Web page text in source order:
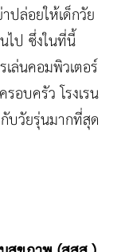
ปล่อยให้เด็กวัย
ไป ซึ่งในที่นี้
ล่นคอมพิวเตอร์
อบครัว โรงเรน
บวัยรุ่นมากที่สุด